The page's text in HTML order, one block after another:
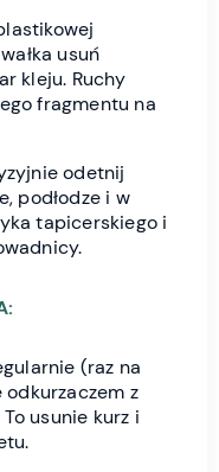
usuń
kleju. Ruchy
fragmentu na
odetnij
podłodze i w
tapicerskiego i
(raz na
z
usunie kurz i